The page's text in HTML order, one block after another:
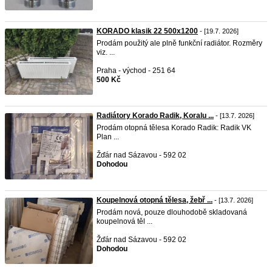
KORADO klasik 22 500x1200 - [19.7. 2026]
Prodám použitý ale plně funkční radiátor. Rozměry
viz. ...
Praha - východ - 251 64
500 Kč
Radiátory Korado Radik, Koralu ... - [13.7. 2026]
Prodám otopná tělesa Korado Radik: Radik VK
Plan ...
Žďár nad Sázavou - 592 02
Dohodou
Koupelnová otopná tělesa, žebř ... - [13.7. 2026]
Prodám nová, pouze dlouhodobě skladovaná
koupelnová těl ...
Žďár nad Sázavou - 592 02
Dohodou